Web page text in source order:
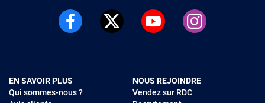
EN SAVOIR PLUS
Qui sommes-nous ?
NOUS REJOINDRE
Vendez sur RDC